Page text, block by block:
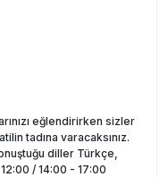
eğlendirirken sizler
tadına varacaksınız.
diller Türkçe,
/ 14:00 - 17:00